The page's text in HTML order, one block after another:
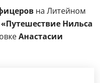
на Литейном
«Путешествие Нильса
Анастасии